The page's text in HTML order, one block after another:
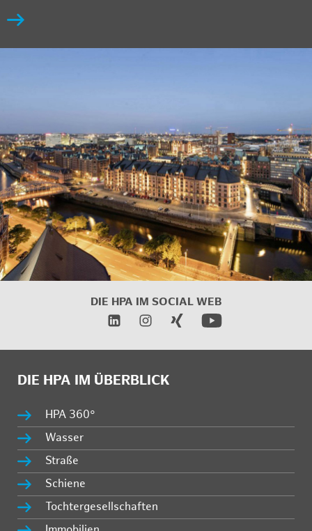
DIE HPA IM SOCIAL WEB
DIE HPA IM ÜBERBLICK
HPA 360°
Wasser
Straße
Schiene
Tochtergesellschaften